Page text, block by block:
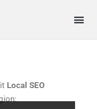
Local SEO